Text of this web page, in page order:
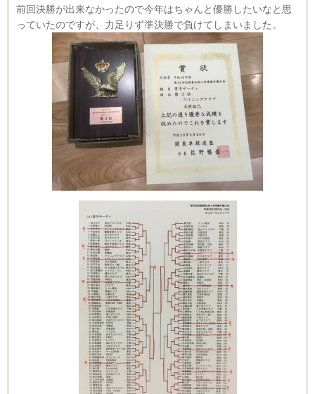
前回決勝が出来なかったので今年はちゃんと優勝したいなと思
っていたのですが、力足りず準決勝で負けてしまいました。